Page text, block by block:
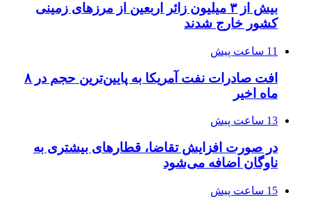
بیش از ۳ میلیون زائر اربعین از مرزهای زمینی
کشور خارج شدند
11 ساعت پیش
افت صادرات نفت آمریکا به پایین‌ترین حجم در ۸
ماه اخیر
13 ساعت پیش
در صورت افزایش تقاضا، قطارهای بیشتری به
ناوگان اضافه می‌شود
15 ساعت پیش